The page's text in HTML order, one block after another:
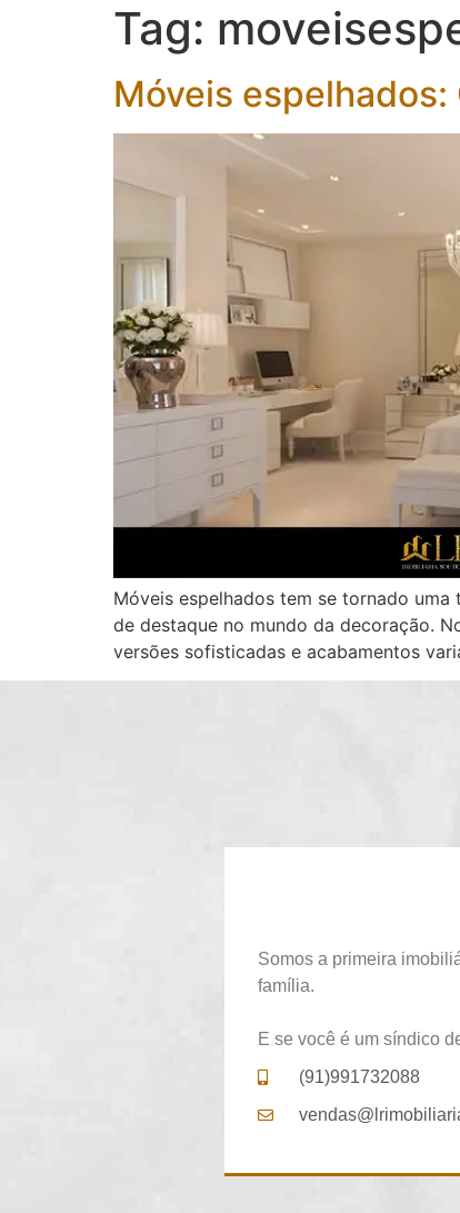
Tag:
Móveis
Móveis espelhados tem se tornado
de destaque no mundo da decoração.
versões sofisticadas e acabamentos
Somos a primeira
família.
E se você é um síndico
(91)991732088